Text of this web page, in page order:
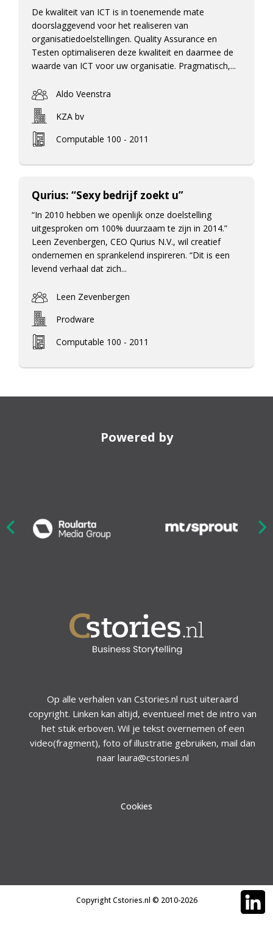
De kwaliteit van ICT is in toenemende mate
doorslaggevend voor het realiseren van
organisatiedoelstellingen. Quality Assurance en
Testen optimaliseren deze kwaliteit en daarmee de
waarde van ICT voor uw organisatie. Pragmatisch,...
Aldo Veenstra
KZA bv
Computable 100 - 2011
Qurius: “Sexy bedrijf zoekt u”
“In 2010 hebben we openlijk onze doelstelling
uitgesproken om 100% duurzaam te zijn in 2014.”
Leen Zevenbergen, CEO Qurius N.V., wil creatief
ondernemen en sprankelend inspireren. “Dit is een
levend verhaal dat zich...
Leen Zevenbergen
Prodware
Computable 100 - 2011
Powered by
Op alle verhalen van Cstories.nl rust uiteraard
copyright. Linken kan altijd, eventueel met de intro van
het stuk erboven. Wil je tekst overnemen of een
video(fragment), foto of illustratie gebruiken, mail dan
naar laura@cstories.nl
Cookies
Copyright Cstories.nl © 2010-2026